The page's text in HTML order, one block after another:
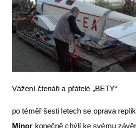
Vážení čtenáři a přátelé „BETY“
po téměř šesti letech se oprava
Minor konečně chýlí ke svému
Série &
Letecká videa
Aktuální FR +
Letecká
VFR
The SAFE Guide